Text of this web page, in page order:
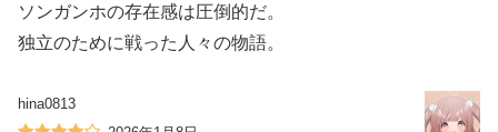
ソンガンホの存在感は圧倒的だ。
独立のために戦った人々の物語。
hina0813